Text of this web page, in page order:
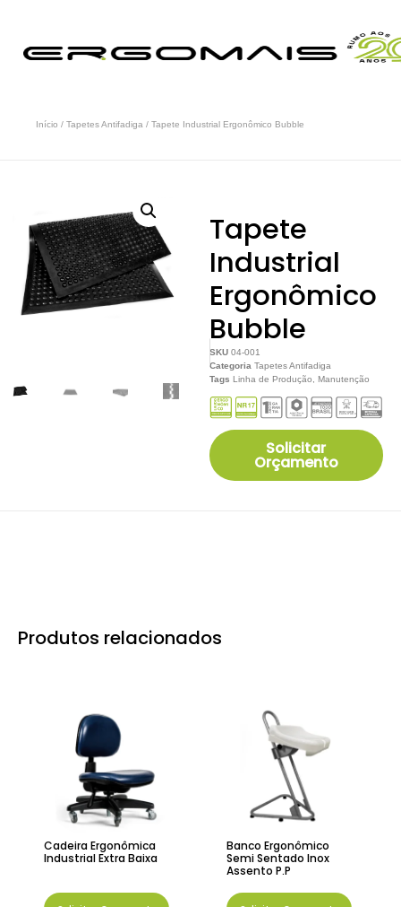
Início / Tapetes Antifadiga / Tapete Industrial Ergonômico Bubble
Tapete
Industrial
Ergonômico
Bubble
SKU 04-001
Categoria Tapetes Antifadiga
Tags Linha de Produção Manutenção
Solicitar
Orçamento
Produtos relacionados
Cadeira Ergonômica
Industrial Extra Baixa
Banco Ergonômico
Semi Sentado Inox
Assento P.P